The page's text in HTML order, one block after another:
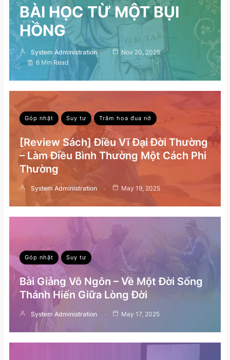
BÀI HỌC TỪ MỘT BỤI
HỒNG
System Administration
Nov 20, 2025
6 Min Read
Góp nhặt Suy tư Trăm hoa đua nở
[Review Sách] Điều Vĩ Đại Đời Thường
– Làm Điều Bình Thường Một Cách Phi
Thường
System Administration May 19, 2025
Góp nhặt Suy tư
Bài Giảng Vô Ngôn – Về Một Đời Sống
Thánh Hiến Giữa Lòng Đời
System Administration May 17, 2025